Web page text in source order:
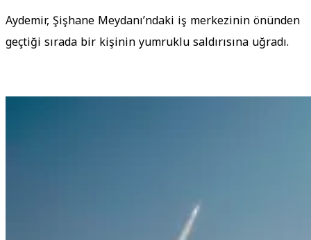
Aydemir, Şişhane Meydanı’ndaki iş merkezinin önünden
geçtiği sırada bir kişinin yumruklu saldırısına uğradı.